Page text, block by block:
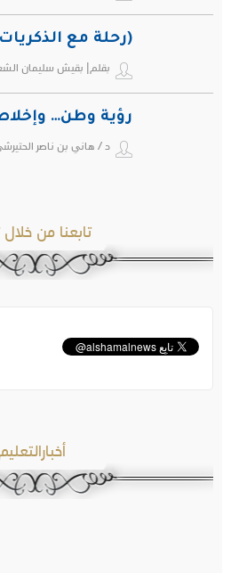
(رحلة مع
بقلم| بقيش سليمان
رؤية وطن…
د / هاني بن ناصر
تابعنا من خلال